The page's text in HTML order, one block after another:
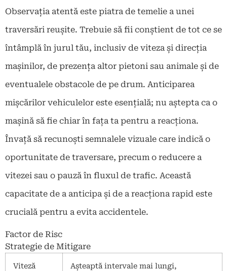
Observația atentă este piatra de temelie a unei
traversări reușite. Trebuie să fii conștient de tot ce se
întâmplă în jurul tău, inclusiv de viteza și direcția
mașinilor, de prezența altor pietoni sau animale și de
eventualele obstacole de pe drum. Anticiparea
mișcărilor vehiculelor este esențială; nu aștepta ca o
mașină să fie chiar în fața ta pentru a reacționa.
Învață să recunoști semnalele vizuale care indică o
oportunitate de traversare, precum o reducere a
vitezei sau o pauză în fluxul de trafic. Această
capacitate de a anticipa și de a reacționa rapid este
crucială pentru a evita accidentele.
Factor de Risc
Strategie de Mitigare
Viteză
Așteaptă intervale mai lungi,